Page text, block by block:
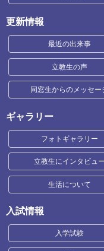
更新情報
最近の出来事
立教生の声
同窓生からのメッセー
ギャラリー
フォトギャラリー
立教生にインタビュー
生活について
入試情報
入学試験